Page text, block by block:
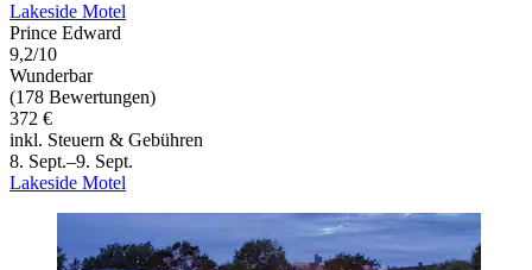
Lakeside Motel
Prince Edward
9,2/10
Wunderbar
(178 Bewertungen)
372 €
inkl. Steuern & Gebühren
8. Sept.–9. Sept.
Lakeside Motel